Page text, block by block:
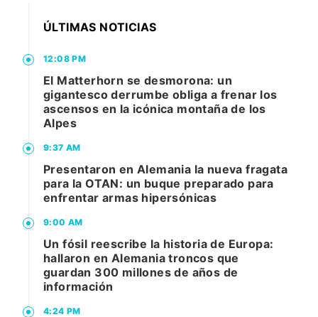
ÚLTIMAS NOTICIAS
12:08 PM
El Matterhorn se desmorona: un
gigantesco derrumbe obliga a frenar los
ascensos en la icónica montaña de los
Alpes
9:37 AM
Presentaron en Alemania la nueva fragata
para la OTAN: un buque preparado para
enfrentar armas hipersónicas
9:00 AM
Un fósil reescribe la historia de Europa:
hallaron en Alemania troncos que
guardan 300 millones de años de
información
4:24 PM